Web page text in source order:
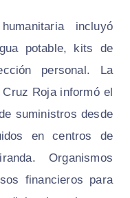
incluyó
potable, kits de
personal. La
Roja informó el
suministros desde
en centros de
Organismos
financieros para